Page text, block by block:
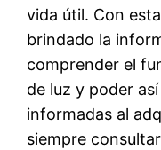
vida útil. Con
brindado la
comprender el
de luz y poder
informadas al
siempre